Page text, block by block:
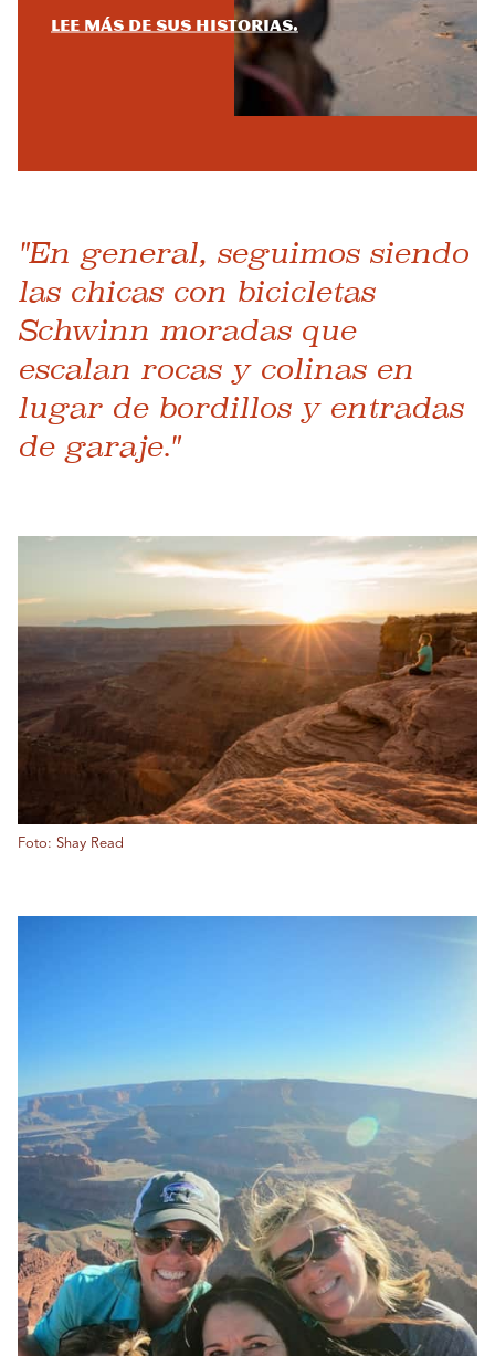
Lee más de sus historias.
"En general, seguimos siendo
las chicas con bicicletas
Schwinn moradas que
escalan rocas y colinas en
lugar de bordillos y entradas
de garaje."
Foto: Shay Read